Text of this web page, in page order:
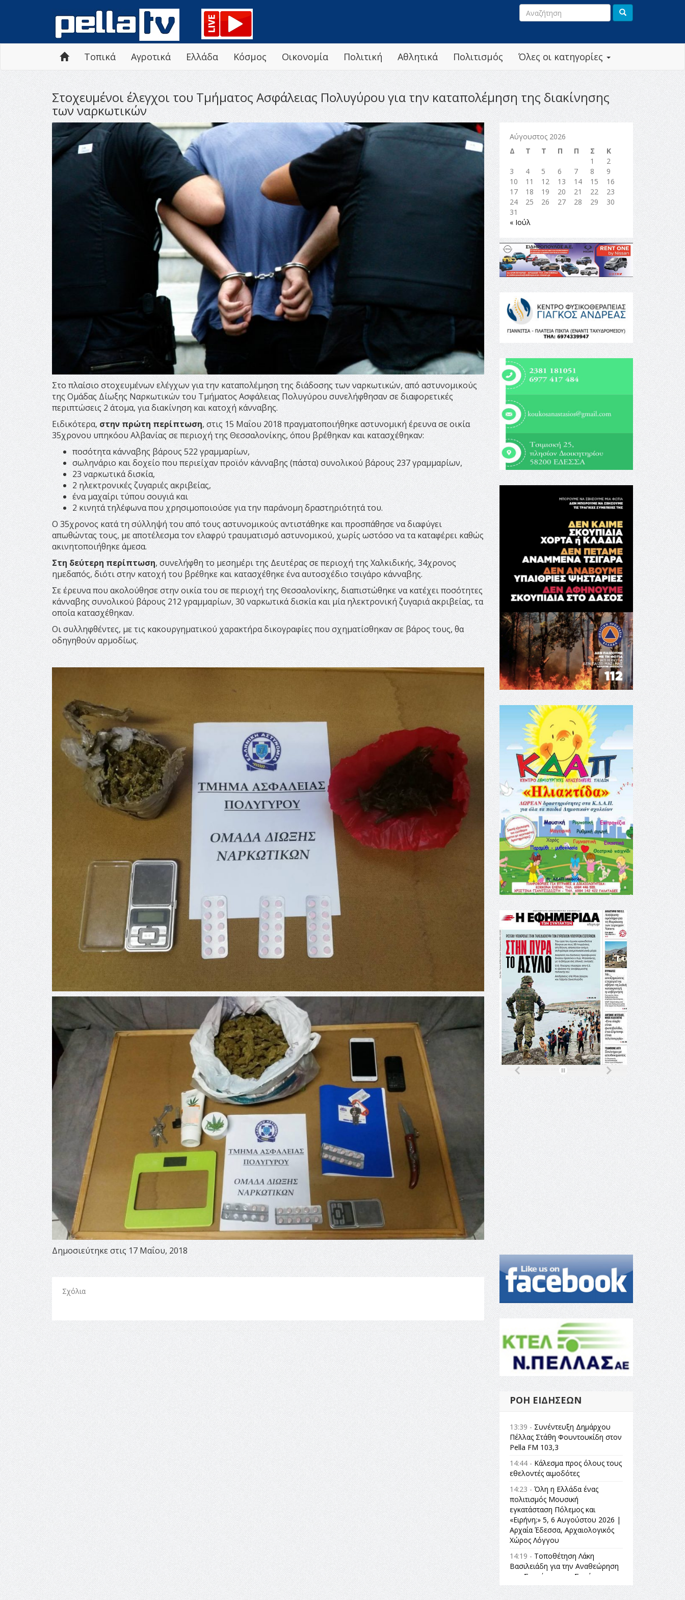
Όλες οι κατηγορίες
Τοπικά Αγροτικά Ελλάδα Κόσμος Οικονομία Πολιτική Αθλητικά Πολιτισμός
Στοχευμένοι έλεγχοι του Τμήματος Ασφάλειας Πολυγύρου για την καταπολέμηση της διακίνησης
των ναρκωτικών
Στο πλαίσιο στοχευμένων ελέγχων για την καταπολέμηση της διάδοσης των ναρκωτικών, από αστυνομικούς
της Ομάδας Δίωξης Ναρκωτικών του Τμήματος Ασφάλειας Πολυγύρου συνελήφθησαν σε διαφορετικές
περιπτώσεις 2 άτομα, για διακίνηση και κατοχή κάνναβης.
Ειδικότερα, στην πρώτη περίπτωση, στις 15 Μαΐου 2018 πραγματοποιήθηκε αστυνομική έρευνα σε οικία
35χρονου υπηκόου Αλβανίας σε περιοχή της Θεσσαλονίκης, όπου βρέθηκαν και κατασχέθηκαν:
ποσότητα κάνναβης βάρους 522 γραμμαρίων,
σωληνάριο και δοχείο που περιείχαν προϊόν κάνναβης (πάστα) συνολικού βάρους 237 γραμμαρίων,
23 ναρκωτικά δισκία,
2 ηλεκτρονικές ζυγαριές ακριβείας,
ένα μαχαίρι τύπου σουγιά και
2 κινητά τηλέφωνα που χρησιμοποιούσε για την παράνομη δραστηριότητά του.
Ο 35χρονος κατά τη σύλληψή του από τους αστυνομικούς αντιστάθηκε και προσπάθησε να διαφύγει
απωθώντας τους, με αποτέλεσμα τον ελαφρύ τραυματισμό αστυνομικού, χωρίς ωστόσο να τα καταφέρει καθώς
ακινητοποιήθηκε άμεσα.
Στη δεύτερη περίπτωση, συνελήφθη το μεσημέρι της Δευτέρας σε περιοχή της Χαλκιδικής, 34χρονος
ημεδαπός, διότι στην κατοχή του βρέθηκε και κατασχέθηκε ένα αυτοσχέδιο τσιγάρο κάνναβης.
Σε έρευνα που ακολούθησε στην οικία του σε περιοχή της Θεσσαλονίκης, διαπιστώθηκε να κατέχει ποσότητες
κάνναβης συνολικού βάρους 212 γραμμαρίων, 30 ναρκωτικά δισκία και μία ηλεκτρονική ζυγαριά ακριβείας, τα
οποία κατασχέθηκαν.
Οι συλληφθέντες, με τις κακουργηματικού χαρακτήρα δικογραφίες που σχηματίσθηκαν σε βάρος τους, θα
οδηγηθούν αρμοδίως.
Δημοσιεύτηκε στις 17 Μαΐου, 2018
Σχόλια
Αύγουστος 2026
Δ
Τ Τ Π Π Σ
Κ
1
2
3
4 5 6 7 8
9
10
11 12 13 14 15
16
17
18 19 20 21 22
23
24
25 26 27 28 29
30
31
« Ιούλ
ΡΟΉ ΕΙΔΉΣΕΩΝ
13:39 - Συνέντευξη Δημάρχου
Πέλλας Στάθη Φουντουκίδη στον
Pella FM 103,3
14:44 - Κάλεσμα προς όλους τους
εθελοντές αιμοδότες
14:23 - Όλη η Ελλάδα ένας
πολιτισμός Μουσική
εγκατάσταση Πόλεμος και
«Ειρήνη;» 5, 6 Αυγούστου 2026 |
Αρχαία Έδεσσα, Αρχαιολογικός
Χώρος Λόγγου
14:19 - Τοποθέτηση Λάκη
Βασιλειάδη για την Αναθεώρηση
του Συντάγματος: «Σε τέτοιες
κορυφαίες θεσμικές διαδικασίες
υπάρχει μόνο η ευθύνη απέναντι